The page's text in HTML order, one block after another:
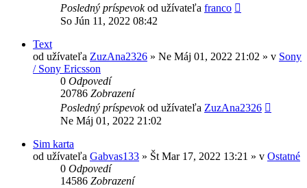
Posledný príspevokod užívateľa franco
So Jún 11, 2022 08:42
Text
od užívateľa ZuzAna2326 » Ne Máj 01, 2022 21:02 » v Sony
/ Sony Ericsson
0 Odpovedí
20786 Zobrazení
Posledný príspevokod užívateľa ZuzAna2326
Ne Máj 01, 2022 21:02
Sim karta
od užívateľa Gabvas133 » Št Mar 17, 2022 13:21 » v Ostatné
0 Odpovedí
14586 Zobrazení